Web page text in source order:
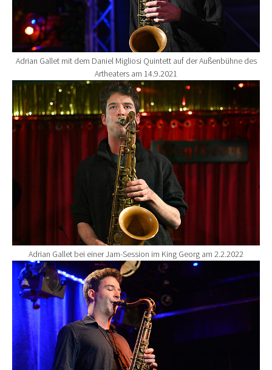
Adrian Gallet mit dem Daniel Migliosi Quintett auf der Außenbühne des
Artheaters am 14.9.2021
Show larger version for:
Adrian Gallet bei einer Jam-Session im King Georg am 2.2.2022
Show larger version for: